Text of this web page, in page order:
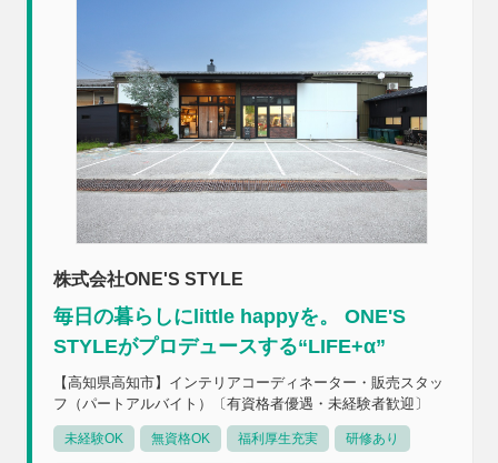
株式会社ONE'S STYLE
毎日の暮らしにlittle happyを。 ONE'S
STYLEがプロデュースする“LIFE+α”
【高知県高知市】インテリアコーディネーター・販売スタッ
フ（パートアルバイト）〔有資格者優遇・未経験者歓迎〕
未経験OK 無資格OK 福利厚生充実 研修あり